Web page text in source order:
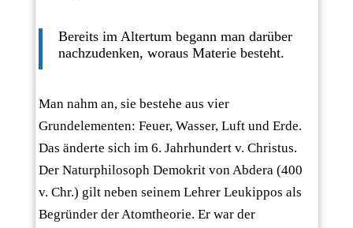
Bereits im Altertum begann man darüber
nachzudenken, woraus Materie besteht.
Man nahm an, sie bestehe aus vier
Grundelementen: Feuer, Wasser, Luft und Erde.
Das änderte sich im 6. Jahrhundert v. Christus.
Der Naturphilosoph Demokrit von Abdera (400
v. Chr.) gilt neben seinem Lehrer Leukippos als
Begründer der Atomtheorie. Er war der